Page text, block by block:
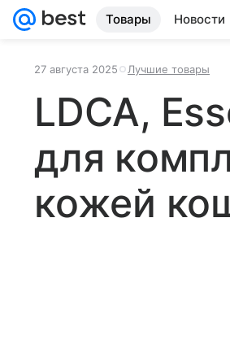
Товары Новости
27 августа 2025 Лучшие товары
LDCA,
для
кожей